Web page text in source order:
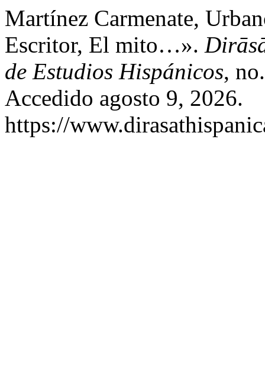
Martínez Carmenate,
Escritor, El mito…».
de Estudios Hispánicos,
Accedido agosto 9, 2026.
https://